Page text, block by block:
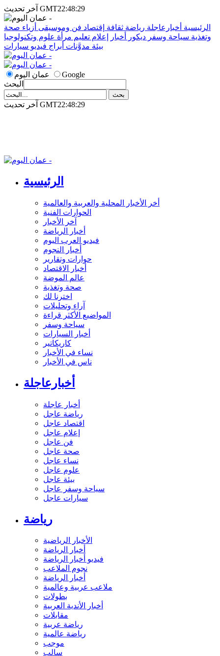
آخر تحديث GMT22:48:29
الرئيسية أخبارعاجلة رياضة ثقافة إقتصاد فن وموسيقى أزياء صحة
وتغذية سياحة وسفر ديكور أخبار إعلام تعليم مرأة علوم وتكنولوجيا
بيئة مدوَّنات أبراج فيديو سيارات
عمان اليوم
Google
البحث
آخر تحديث GMT22:48:29
الرئيسية
أخر الأخبار المحلية والعربية والعالمية
الحوارات الفنية
آخر الأخبار
أخبار الرياضة
فيديو العرب اليوم
أخبار النجوم
حوارات وتقارير
أخبار الاقتصاد
عالم الموضة
صحة وتغذية
اخترنا لك
آراء وتحليلات
المواضيع الأكثر قراءة
سياحة وسفر
أخبار السيارات
كاريكاتير
نساء في الأخبار
ناس في الأخبار
أخبارعاجلة
أخبار عاجلة
رياضة عاجل
اقتصاد عاجل
إعلام عاجل
فن عاجل
صحة عاجل
نساء عاجل
علوم عاجل
بيئة عاجل
سياحة وسفر عاجل
سيارات عاجل
رياضة
الأخبار الرياضية
أخبار الرياضة
فيديو أخبار الرياضة
نجوم الملاعب
أخبار الرياضة
ملاعب عربية وعالمية
بطولات
أخبار الأندية العربية
مقابلات
رياضة عربية
رياضة عالمية
موجب
سالب